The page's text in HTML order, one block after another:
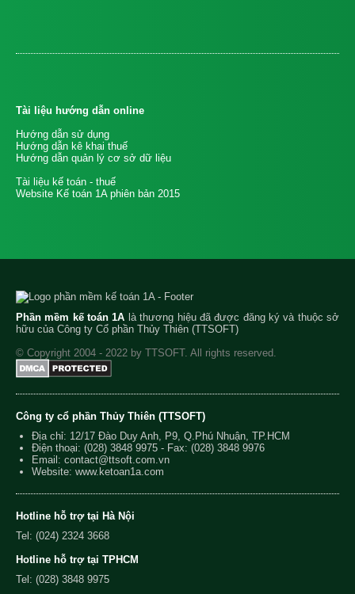
Tài liệu hướng dẫn online
Hướng dẫn sử dụng
Hướng dẫn kê khai thuế
Hướng dẫn quản lý cơ sở dữ liệu
Tài liệu kế toán - thuế
Website Kế toán 1A phiên bản 2015
Phần mềm kế toán 1A là thương hiệu đã được đăng ký và thuộc sở
hữu của Công ty Cổ phần Thủy Thiên (TTSOFT)
© Copyright 2004 - 2022 by TTSOFT. All rights reserved.
Công ty cổ phần Thủy Thiên (TTSOFT)
Địa chỉ: 12/17 Đào Duy Anh, P9, Q.Phú Nhuận, TP.HCM
Điện thoại: (028) 3848 9975 - Fax: (028) 3848 9976
Email: contact@ttsoft.com.vn
Website: www.ketoan1a.com
Hotline hỗ trợ tại Hà Nội
Tel: (024) 2324 3668
Hotline hỗ trợ tại TPHCM
Tel: (028) 3848 9975